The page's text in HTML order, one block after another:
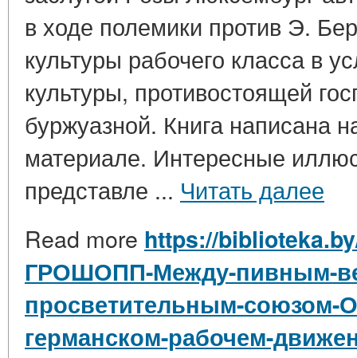
в ходе полемики против Э.
культуры рабочего класса в
культуры, противостоящей
буржуазной. Книга написана
материале. Интересные
представле ... Читать далее
Read more https://
ГРОШОПП-Между-пивным-
просветительным-союзом-
германском-рабочем-